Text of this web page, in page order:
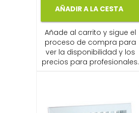
AÑADIR A LA CESTA
Añade al carrito y sigue el
proceso de compra para
ver la disponibilidad y los
precios para profesionales.